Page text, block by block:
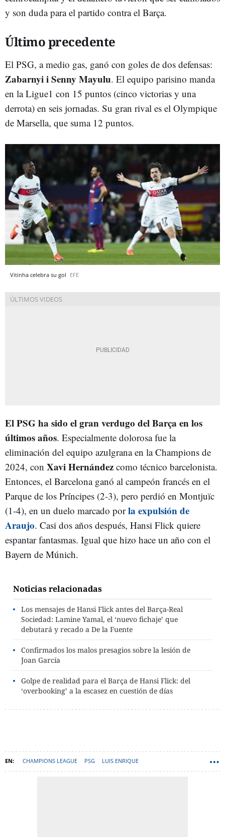
y son duda para el partido contra el Barça.
Último precedente
El PSG, a medio gas, ganó con goles de dos defensas:
Zabarnyi i Senny Mayulu. El equipo parisino manda
en la Ligue1 con 15 puntos (cinco victorias y una
derrota) en seis jornadas. Su gran rival es el Olympique
de Marsella, que suma 12 puntos.
Vitinha celebra su gol EFE
El PSG ha sido el gran verdugo del Barça en los
últimos años. Especialmente dolorosa fue la
eliminación del equipo azulgrana en la Champions de
2024, con Xavi Hernández como técnico barcelonista.
Entonces, el Barcelona ganó al campeón francés en el
Parque de los Príncipes (2-3), pero perdió en Montjuïc
(1-4), en un duelo marcado porla expulsión de
Araujo. Casi dos años después, Hansi Flick quiere
espantar fantasmas. Igual que hizo hace un año con el
Bayern de Múnich.
Noticias relacionadas
Los mensajes de Hansi Flick antes del Barça-Real
Sociedad: Lamine Yamal, el ‘nuevo fichaje’ que
debutará y recado a De la Fuente
Confirmados los malos presagios sobre la lesión de
Joan García
Golpe de realidad para el Barça de Hansi Flick: del
‘overbooking’ a la escasez en cuestión de días
CHAMPIONS LEAGUE PSG LUIS ENRIQUE